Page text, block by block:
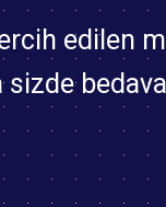
edilen
sizde bedava